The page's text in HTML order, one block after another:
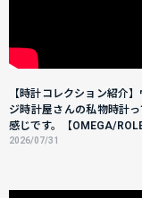
【時計コレクション紹介
ジ時計屋さんの私物時計
感じです。【OMEGA/
2026/07/31